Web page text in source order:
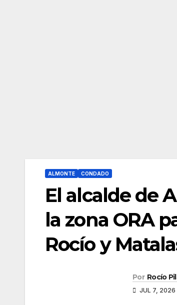
ALMONTE CONDADO
El alcalde de
la zona ORA
Rocío y
Por Rocío
JUL 7, 2026